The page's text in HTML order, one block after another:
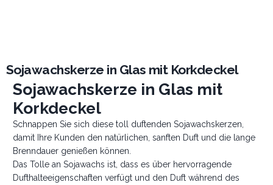
Sojawachskerze in Glas mit Korkdeckel
Sojawachskerze in Glas mit
Korkdeckel
Schnappen Sie sich diese toll duftenden Sojawachskerzen,
damit Ihre Kunden den natürlichen, sanften Duft und die lange
Brenndauer genießen können.
Das Tolle an Sojawachs ist, dass es über hervorragende
Dufthalteeigenschaften verfügt und den Duft während des